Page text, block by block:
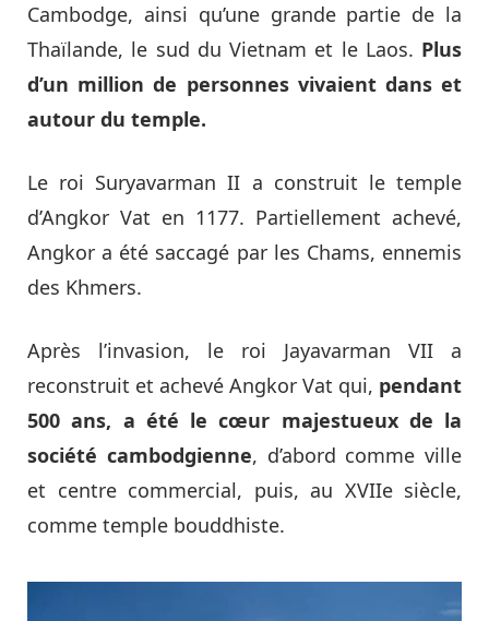
Cambodge, ainsi qu’une grande partie de la
Thaïlande, le sud du Vietnam et le Laos. Plus
d’un million de personnes vivaient dans et
autour du temple.
Le roi Suryavarman II a construit le temple
d’Angkor Vat en 1177. Partiellement achevé,
Angkor a été saccagé par les Chams, ennemis
des Khmers.
Après l’invasion, le roi Jayavarman VII a
reconstruit et achevé Angkor Vat qui, pendant
500 ans, a été le cœur majestueux de la
société cambodgienne, d’abord comme ville
et centre commercial, puis, au XVIIe siècle,
comme temple bouddhiste.